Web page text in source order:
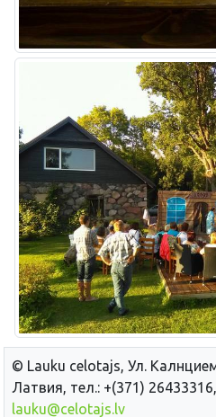
© Lauku сelotajs, Ул.
Латвия, тел.: +(371)
lauku@celotajs.lv